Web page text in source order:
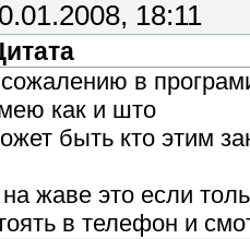
18:11
в
как и што
быть кто этим
жаве это если
в телефон и